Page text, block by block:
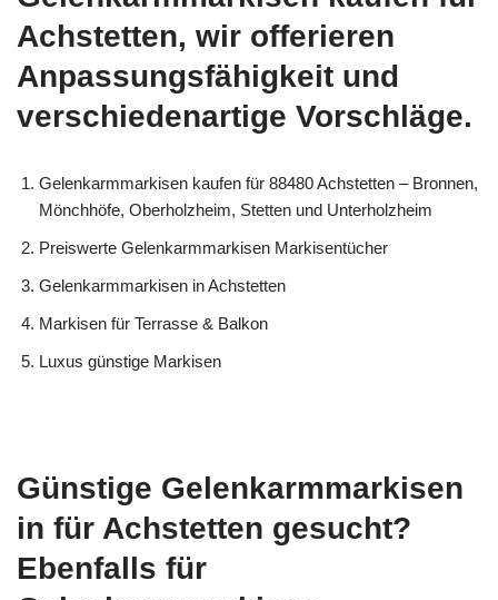
Achstetten, wir offerieren
Anpassungsfähigkeit und
verschiedenartige Vorschläge.
Gelenkarmmarkisen kaufen für 88480 Achstetten – Bronnen,
Mönchhöfe, Oberholzheim, Stetten und Unterholzheim
Preiswerte Gelenkarmmarkisen Markisentücher
Gelenkarmmarkisen in Achstetten
Markisen für Terrasse & Balkon
Luxus günstige Markisen
Günstige Gelenkarmmarkisen
in für Achstetten gesucht?
Ebenfalls für